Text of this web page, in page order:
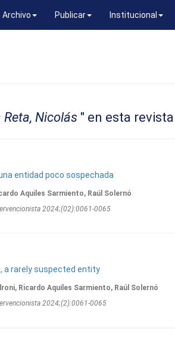
Archivo Publicar Institucional
Reta, Nicolás " en esta revista
entidad poco sospechada
Aquiles Sarmiento, Raúl Solernó
2024;(02):0061-0065
a rarely suspected entity
Ricardo Aquiles Sarmiento, Raúl Solernó
2024;(2):0061-0065